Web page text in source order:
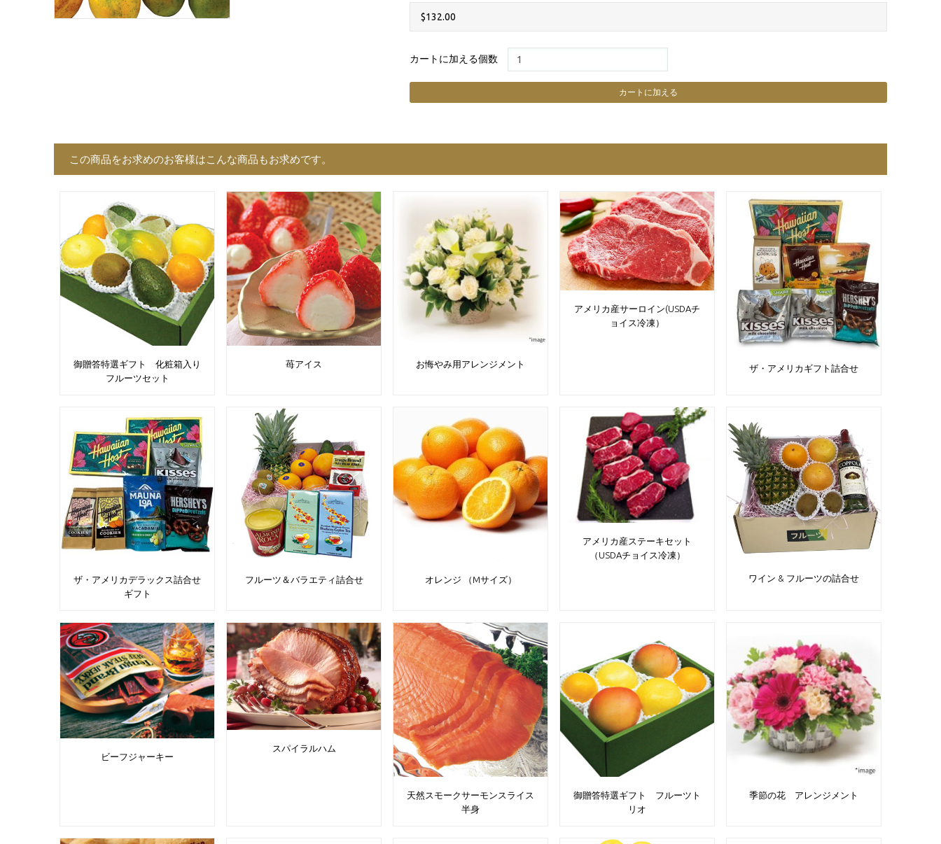
$132.00
カートに加える個数
この商品をお求めのお客様はこんな商品もお求めです。
御贈答特選ギフト 化粧箱入り
フルーツセット
苺アイス お悔やみ用アレンジメント
アメリカ産サーロイン(USDAチ
ョイス冷凍）
ザ・アメリカギフト詰合せ
ザ・アメリカデラックス詰合せ
ギフト
フルーツ＆バラエティ詰合せ オレンジ （Mサイズ）
アメリカ産ステーキセット
（USDAチョイス冷凍）
ワイン & フルーツの詰合せ
ビーフジャーキー
スパイラルハム
天然スモークサーモンスライス
半身
御贈答特選ギフト フルーツト
リオ
季節の花 アレンジメント